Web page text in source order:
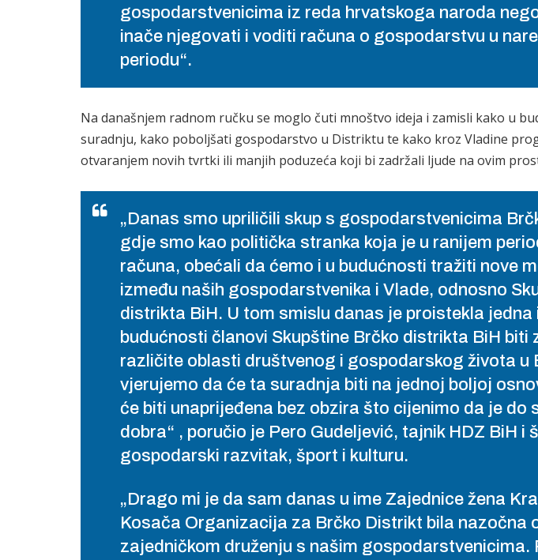
gospodarstvenicima iz reda hrvatskoga naroda
inače njegovati i voditi računa o gospodarstvu u
periodu“.
Na današnjem radnom ručku se moglo čuti mnoštvo ideja i zamisli kako u
suradnju, kako poboljšati gospodarstvo u Distriktu te kako kroz Vladine
otvaranjem novih tvrtki ili manjih poduzeća koji bi zadržali ljude na ovim
„Danas smo upriličili skup s gospodarstvenicima
gdje smo kao politička stranka koja je u ranijem
računa, obećali da ćemo i u budućnosti tražiti nove
između naših gospodarstvenika i Vlade, odnosno
distrikta BiH. U tom smislu danas je proistekla jedna
budućnosti članovi Skupštine Brčko distrikta BiH biti
različite oblasti društvenog i gospodarskog života u
vjerujemo da će ta suradnja biti na jednoj boljoj
će biti unaprijeđena bez obzira što cijenimo da je do
dobra“ , poručio je Pero Gudeljević, tajnik HDZ BiH i
gospodarski razvitak, šport i kulturu.
„Drago mi je da sam danas u ime Zajednice žena
Kosača Organizacija za Brčko Distrikt bila nazočna
zajedničkom druženju s našim gospodarstvenicima.